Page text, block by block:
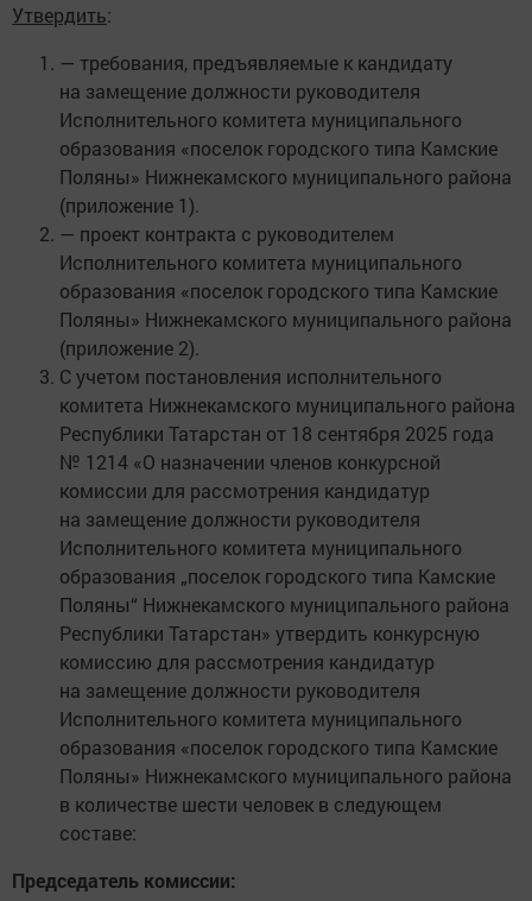
Утвердить:
— требования, предъявляемые к кандидату
на замещение должности руководителя
Исполнительного комитета муниципального
образования «поселок городского типа Камские
Поляны» Нижнекамского муниципального района
(приложение 1).
— проект контракта с руководителем
Исполнительного комитета муниципального
образования «поселок городского типа Камские
Поляны» Нижнекамского муниципального района
(приложение 2).
С учетом постановления исполнительного
комитета Нижнекамского муниципального района
Республики Татарстан от 18 сентября 2025 года
№ 1214 «О назначении членов конкурсной
комиссии для рассмотрения кандидатур
на замещение должности руководителя
Исполнительного комитета муниципального
образования „поселок городского типа Камские
Поляны“ Нижнекамского муниципального района
Республики Татарстан» утвердить конкурсную
комиссию для рассмотрения кандидатур
на замещение должности руководителя
Исполнительного комитета муниципального
образования «поселок городского типа Камские
Поляны» Нижнекамского муниципального района
в количестве шести человек в следующем
составе:
Председатель комиссии: